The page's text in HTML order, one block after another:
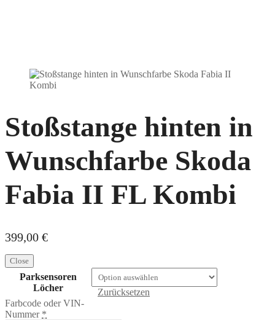
Stoßstange hinten in
Wunschfarbe Skoda
Fabia II FL Kombi
399,00 €
Close
Parksensoren
Löcher
Zurücksetzen
Farbcode oder VIN-
Nummer *